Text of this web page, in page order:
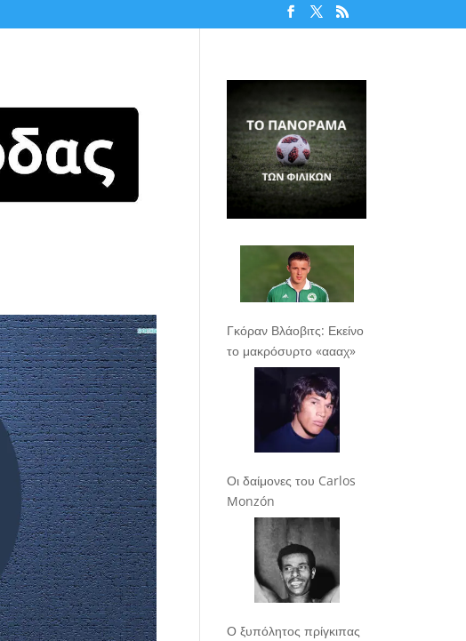
Γκόραν Βλάοβιτς: Εκείνο
το μακρόσυρτο «αααχ»
Οι δαίμονες του Carlos
Monzón
Ο ξυπόλητος πρίγκιπας